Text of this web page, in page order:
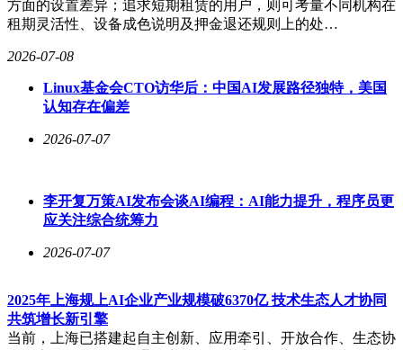
方面的设置差异；追求短期租赁的用户，则可考量不同机构在
租期灵活性、设备成色说明及押金退还规则上的处…
2026-07-08
Linux基金会CTO访华后：中国AI发展路径独特，美国
认知存在偏差
2026-07-07
李开复万策AI发布会谈AI编程：AI能力提升，程序员更
应关注综合统筹力
2026-07-07
2025年上海规上AI企业产业规模破6370亿 技术生态人才协同
共筑增长新引擎
当前，上海已搭建起自主创新、应用牵引、开放合作、生态协